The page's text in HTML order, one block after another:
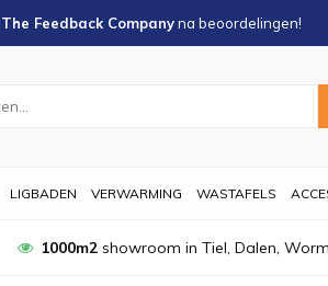
The Feedback Companyna beoordelingen!
LIGBADEN VERWARMING WASTAFELS
1000m2showroom in Tiel, Dalen,